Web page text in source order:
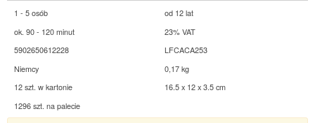
1 - 5 osób
od 12 lat
ok. 90 - 120 minut
23% VAT
5902650612228
LFCACA253
Niemcy
0,17 kg
12 szt. w kartonie
16.5 x 12 x 3.5 cm
1296 szt. na palecie